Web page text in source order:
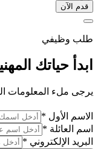
قدم الآن
طلب وظيفي
ابدأ حياتك
يرجى ملء المعلومات
الاسم الأول *
اسم العائلة *
البريد الإلكتروني *